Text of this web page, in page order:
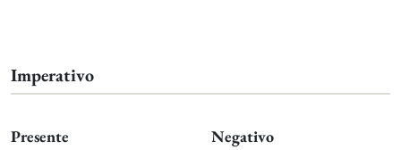
Imperativo
Presente Negativo